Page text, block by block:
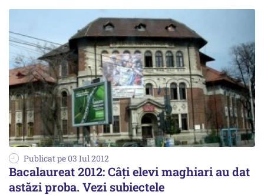
Publicat pe 03 Iul 2012
Bacalaureat 2012: Câți elevi maghiari au dat
astăzi proba. Vezi subiectele